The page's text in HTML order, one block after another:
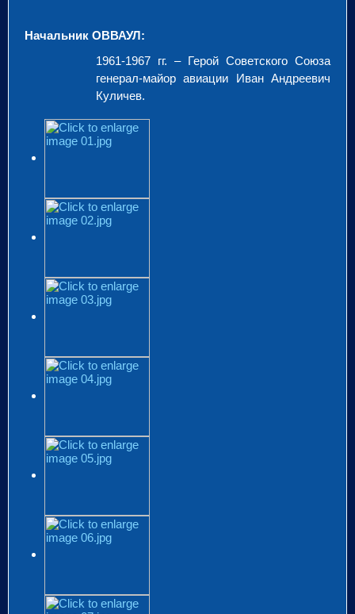
Начальник ОВВАУЛ:
1961-1967 гг. – Герой Советского Союза
генерал-майор авиации Иван Андреевич
Куличев.